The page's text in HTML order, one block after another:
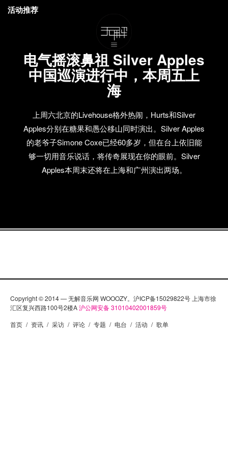
电气摇滚鼻祖 Silver Apples
中国巡演进行中，本周五上
海
上周六北京的Livehouse格外热闹，Hurts和Silver
Apples分别在糖果和愚公移山同时演出。Silver Apples
的老爷子Simone Coxe已经60多岁，但在台上依旧能
够一切用音乐说话，将传奇展现在你的眼前。Silver
Apples本周末还将在上海和广州演出两场。
活动推荐
Copyright © 2014 — 无解音乐网 WOOOZY。沪ICP备15029822号 上海市徐
汇区复兴西路100号2楼A沪公网安备 31010402001859号
首页 / 资讯 / 采访 / 评论 / 专题 / 电台 / 活动 / 歌单